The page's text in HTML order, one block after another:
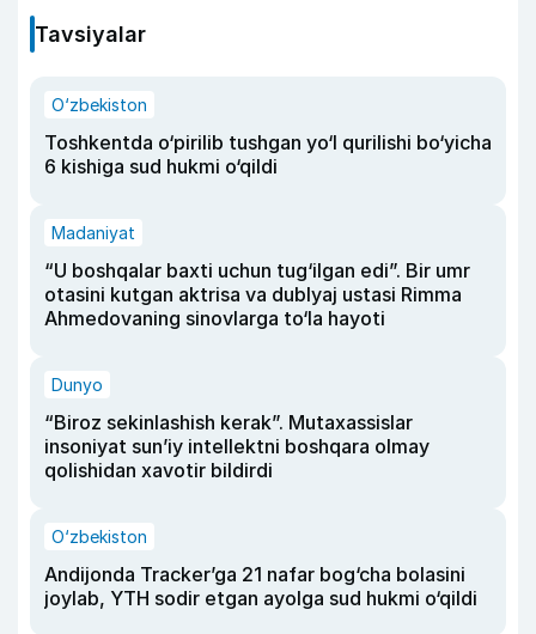
Tavsiyalar
O‘zbekiston
Toshkentda o‘pirilib tushgan yo‘l qurilishi bo‘yicha
6 kishiga sud hukmi o‘qildi
Madaniyat
“U boshqalar baxti uchun tug‘ilgan edi”. Bir umr
otasini kutgan aktrisa va dublyaj ustasi Rimma
Ahmedovaning sinovlarga to‘la hayoti
Dunyo
“Biroz sekinlashish kerak”. Mutaxassislar
insoniyat sun’iy intellektni boshqara olmay
qolishidan xavotir bildirdi
O‘zbekiston
Andijonda Tracker’ga 21 nafar bog‘cha bolasini
joylab, YTH sodir etgan ayolga sud hukmi o‘qildi